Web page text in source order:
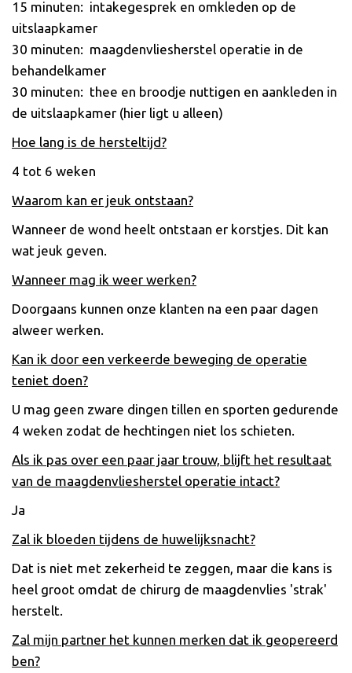
15 minuten: intakegesprek en omkleden op de
uitslaapkamer
30 minuten: maagdenvliesherstel operatie in de
behandelkamer
30 minuten: thee en broodje nuttigen en aankleden in
de uitslaapkamer (hier ligt u alleen)
Hoe lang is de hersteltijd?
4 tot 6 weken
Waarom kan er jeuk ontstaan?
Wanneer de wond heelt ontstaan er korstjes. Dit kan
wat jeuk geven.
Wanneer mag ik weer werken?
Doorgaans kunnen onze klanten na een paar dagen
alweer werken.
Kan ik door een verkeerde beweging de operatie
teniet doen?
U mag geen zware dingen tillen en sporten gedurende
4 weken zodat de hechtingen niet los schieten.
Als ik pas over een paar jaar trouw, blijft het resultaat
van de maagdenvliesherstel operatie intact?
Ja
Zal ik bloeden tijdens de huwelijksnacht?
Dat is niet met zekerheid te zeggen, maar die kans is
heel groot omdat de chirurg de maagdenvlies 'strak'
herstelt.
Zal mijn partner het kunnen merken dat ik geopereerd
ben?